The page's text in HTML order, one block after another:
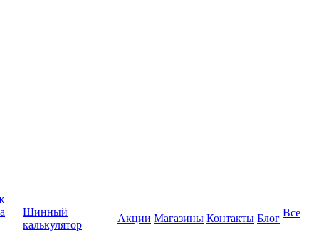
Шинный
калькулятор
Акции Магазины Контакты Блог Все